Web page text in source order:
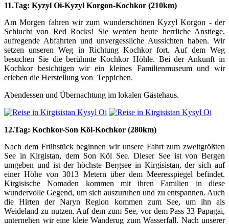
11.Tag: Kyzyl Oi-Kyzyl Korgon-Kochkor (210km)
Am Morgen fahren wir zum wunderschönen Kyzyl Korgon - der
Schlucht von Red Rocks! Sie werden heute herrliche Anstiege,
aufregende Abfahrten und unvergessliche Aussichten haben. Wir
setzen unseren Weg in Richtung Kochkor fort. Auf dem Weg
besuchen Sie die berühmte Kochkor Höhle. Bei der Ankunft in
Kochkor besichtigen wir ein kleines Familienmuseum und wir
erleben die Herstellung von Teppichen.
Abendessen und Übernachtung im lokalen Gästehaus.
12.Tag: Kochkor-Son Köl-Kochkor (280km)
Nach dem Frühstück beginnen wir unsere Fahrt zum zweitgrößten
See in Kirgistan, dem Son Köl See. Dieser See ist von Bergen
umgeben und ist der höchste Bergsee in Kirgisistan, der sich auf
einer Höhe von 3013 Metern über dem Meeresspiegel befindet.
Kirgisische Nomaden kommen mit ihren Familien in diese
wundervolle Gegend, um sich auszuruhen und zu entspannen. Auch
die Hirten der Naryn Region kommen zum See, um ihn als
Weideland zu nutzen. Auf dem zum See, vor dem Pass 33 Papagai,
unternehen wir eine kleie Wanderug zum Wasserfall. Nach unserer